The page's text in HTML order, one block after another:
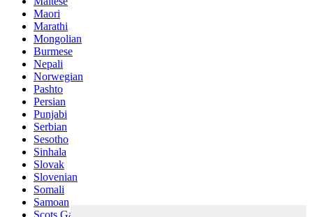
Maori
Marathi
Mongolian
Burmese
Nepali
Norwegian
Pashto
Persian
Punjabi
Serbian
Sesotho
Sinhala
Slovak
Slovenian
Somali
Samoan
Scots Gaelic